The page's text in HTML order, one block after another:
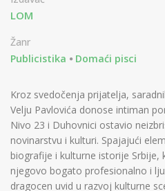
LOM
Žanr
Publicistika
Domaći pisci
Kroz svedočenja prijatelja,
Velju Pavlovića donose intiman
Nivo 23 i Duhovnici ostavio
novinarstvu i kulturi. Spajajući
biografije i kulturne istorije Srbije,
njegovo bogato profesionalno i
dragocen uvid u razvoj kulturne